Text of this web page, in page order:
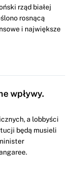
rząd białej
rosnącą
i największe
wpływy.
a lobbyści
będą musieli